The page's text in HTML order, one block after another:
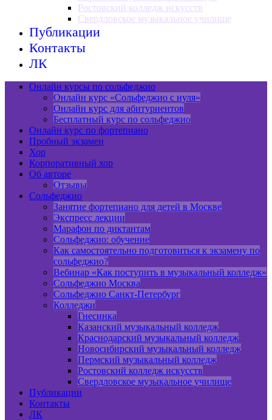
Ростовский колледж искусств
Свердловское музыкальное училище
Публикации
Контакты
ЛК
Онлайн курсы по сольфеджио
Онлайн курс «Сольфеджио с нуля»
Онлайн курс для абитуриентов
Бесплатный курс по сольфеджио
Онлайн курс по фортепиано
Пробный экзамен
Хор
Корпоративный хор
Об авторе
Отзывы
Сольфеджио
Занятие фортепиано для детей в Москве
Экспресс лекции
Марафон по диктантам
Сольфеджио: обучение
Как самостоятельно подготовиться к экзамену по
сольфеджио?
Вебинар «Как поступить в музыкальный колледж»
Сольфеджио Москва
Сольфеджио Санкт-Петербург
Колледжи
Гнесинка
Казанский музыкальный колледж
Краснодарский музыкальный колледж
Новосибирский музыкальный колледж
Пермский музыкальный колледж
Ростовский колледж искусств
Свердловское музыкальное училище
Публикации
Контакты
ЛК